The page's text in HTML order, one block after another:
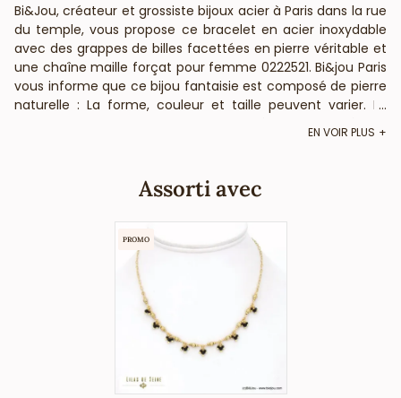
Bi&Jou, créateur et grossiste bijoux acier à Paris dans la rue
du temple, vous propose ce bracelet en acier inoxydable
avec des grappes de billes facettées en pierre véritable et
une chaîne maille forçat pour femme 0222521. Bi&jou Paris
vous informe que ce bijou fantaisie est composé de pierre
naturelle : La forme, couleur et taille peuvent varier. La
chaînette d'extension et son fermoir mousqueton. Bi&Jou,
de la beauté, vous annonce que ce bracelet fantaisie ne
contient pas de nickel, plomb ni cadmium et est anti-
...
EN VOIR PLUS
Assorti avec
PROMO